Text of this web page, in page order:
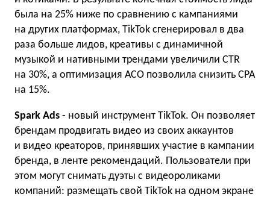
была на 25% ниже по сравнению с кампаниями
на других платформах, TikTok сгенерировал в два
раза больше лидов, креативы с динамичной
музыкой и нативными трендами увеличили CTR
на 30%, а оптимизация ACO позволила снизить CPA
на 15%.
Spark Ads - новый инструмент TikTok. Он позволяет
брендам продвигать видео из своих аккаунтов
и видео креаторов, принявших участие в кампании
бренда, в ленте рекомендаций. Пользователи при
этом могут снимать дуэты с видеороликами
компаний: размещать свой TikTok на одном экране